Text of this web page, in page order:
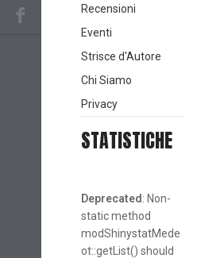
Recensioni
Eventi
Strisce d'Autore
Chi Siamo
Privacy
STATISTICHE
Deprecated : Non-
static method
modShinystatMede
ot::getList() should